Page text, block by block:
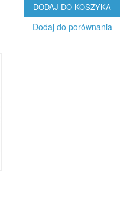
DODAJ DO KOSZYKA
Dodaj do porównania